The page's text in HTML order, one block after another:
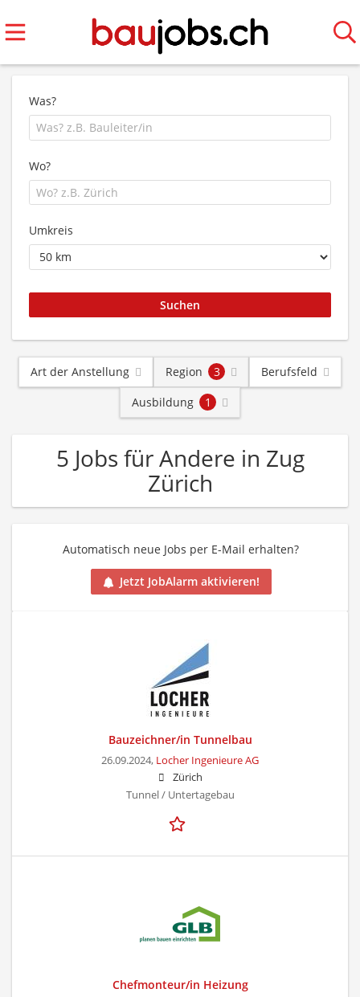
Was?
Wo?
Umkreis
Art der Anstellung Region 3
Berufsfeld
Ausbildung
1
5 Jobs für Andere in Zug
Zürich
Automatisch neue Jobs per E-Mail erhalten?
Jetzt JobAlarm aktivieren!
Bauzeichner/in Tunnelbau
26.09.2024, Locher Ingenieure AG
Zürich
Tunnel / Untertagebau
Chefmonteur/in Heizung